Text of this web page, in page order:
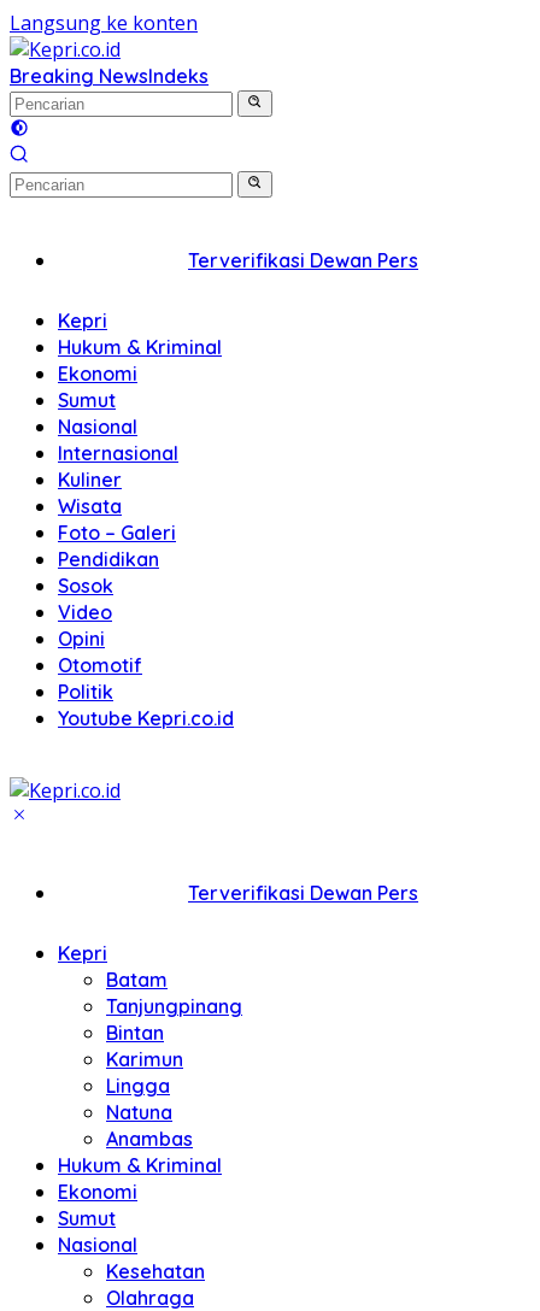
Langsung ke konten
Breaking NewsIndeks
Terverifikasi Dewan Pers
Kepri
Hukum & Kriminal
Ekonomi
Sumut
Nasional
Internasional
Kuliner
Wisata
Foto – Galeri
Pendidikan
Sosok
Video
Opini
Otomotif
Politik
Youtube Kepri.co.id
Terverifikasi Dewan Pers
Kepri
Batam
Tanjungpinang
Bintan
Karimun
Lingga
Natuna
Anambas
Hukum & Kriminal
Ekonomi
Sumut
Nasional
Kesehatan
Olahraga